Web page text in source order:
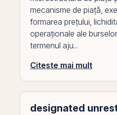
mecanisme de piață,
formarea prețului,
operaționale ale
termenul aju...
Citeste mai mult
designated